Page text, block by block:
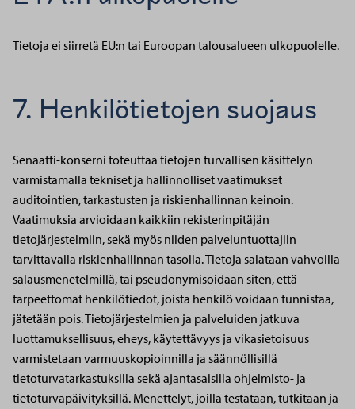
Tietoja ei siirretä EU:n tai Euroopan talousalueen ulkopuolelle.
7. Henkilötietojen suojaus
Senaatti-konserni toteuttaa tietojen turvallisen käsittelyn
varmistamalla tekniset ja hallinnolliset vaatimukset
auditointien, tarkastusten ja riskienhallinnan keinoin.
Vaatimuksia arvioidaan kaikkiin rekisterinpitäjän
tietojärjestelmiin, sekä myös niiden palveluntuottajiin
tarvittavalla riskienhallinnan tasolla. Tietoja salataan vahvoilla
salausmenetelmillä, tai pseudonymisoidaan siten, että
tarpeettomat henkilötiedot, joista henkilö voidaan tunnistaa,
jätetään pois. Tietojärjestelmien ja palveluiden jatkuva
luottamuksellisuus, eheys, käytettävyys ja vikasietoisuus
varmistetaan varmuuskopioinnilla ja säännöllisillä
tietoturvatarkastuksilla sekä ajantasaisilla ohjelmisto- ja
tietoturvapäivityksillä. Menettelyt, joilla testataan, tutkitaan ja